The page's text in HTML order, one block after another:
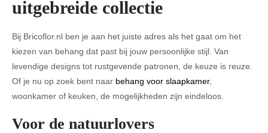
uitgebreide collectie
Bij Bricoflor.nl ben je aan het juiste adres als het gaat om het
kiezen van behang dat past bij jouw persoonlijke stijl. Van
levendige designs tot rustgevende patronen, de keuze is reuze.
Of je nu op zoek bent naar behang voor slaapkamer,
woonkamer of keuken, de mogelijkheden zijn eindeloos.
Voor de natuurlovers